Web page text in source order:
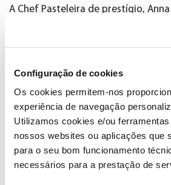
Configuração de cookies
Os cookies permitem-nos
experiência de navegação
Utilizamos cookies e/ou
nossos websites ou aplicações que
para o seu bom funcionamento
necessários para a prestação de
A Chef Pasteleira de prestígio,
os seus segredos para confecionar
sobremesas, desde muffins a
as deliciosas receitas que Anna
de 12 episódios.
ESTREIA:
OS DOCES DE ANNA OLSON
DIA 12 DE JANEIRO 21:00